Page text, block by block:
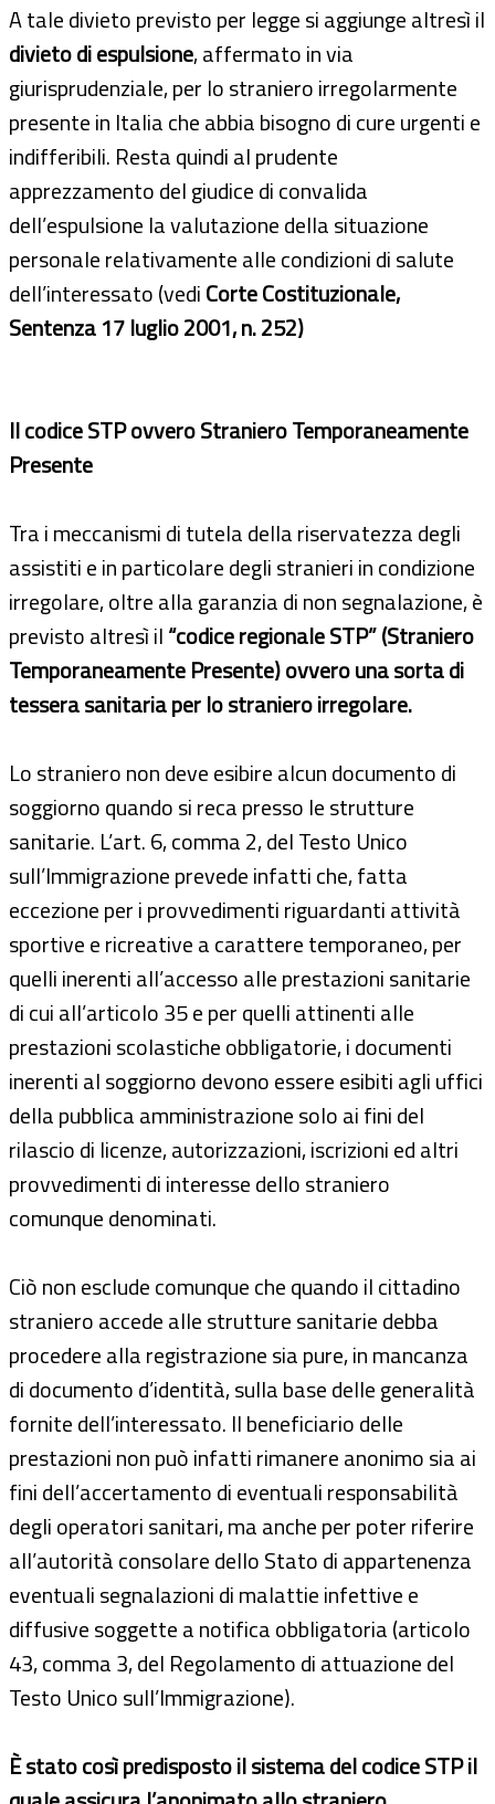
A tale divieto previsto per legge si aggiunge altresì il
divieto di espulsione, affermato in via
giurisprudenziale, per lo straniero irregolarmente
presente in Italia che abbia bisogno di cure urgenti e
indifferibili. Resta quindi al prudente
apprezzamento del giudice di convalida
dell’espulsione la valutazione della situazione
personale relativamente alle condizioni di salute
dell’interessato (vediCorte Costituzionale,
Sentenza 17 luglio 2001, n. 252)
Il codice STP ovvero Straniero Temporaneamente
Presente
Tra i meccanismi di tutela della riservatezza degli
assistiti e in particolare degli stranieri in condizione
irregolare, oltre alla garanzia di non segnalazione, è
previsto altresì il“codice regionale STP” (Straniero
Temporaneamente Presente) ovvero una sorta di
tessera sanitaria per lo straniero irregolare.
Lo straniero non deve esibire alcun documento di
soggiorno quando si reca presso le strutture
sanitarie. L’art. 6, comma 2, del Testo Unico
sull’Immigrazione prevede infatti che, fatta
eccezione per i provvedimenti riguardanti attività
sportive e ricreative a carattere temporaneo, per
quelli inerenti all’accesso alle prestazioni sanitarie
di cui all’articolo 35 e per quelli attinenti alle
prestazioni scolastiche obbligatorie, i documenti
inerenti al soggiorno devono essere esibiti agli uffici
della pubblica amministrazione solo ai fini del
rilascio di licenze, autorizzazioni, iscrizioni ed altri
provvedimenti di interesse dello straniero
comunque denominati.
Ciò non esclude comunque che quando il cittadino
straniero accede alle strutture sanitarie debba
procedere alla registrazione sia pure, in mancanza
di documento d’identità, sulla base delle generalità
fornite dell’interessato. Il beneficiario delle
prestazioni non può infatti rimanere anonimo sia ai
fini dell’accertamento di eventuali responsabilità
degli operatori sanitari, ma anche per poter riferire
all’autorità consolare dello Stato di appartenenza
eventuali segnalazioni di malattie infettive e
diffusive soggette a notifica obbligatoria (articolo
43, comma 3, del Regolamento di attuazione del
Testo Unico sull’Immigrazione).
È stato così predisposto il sistema del codice STP il